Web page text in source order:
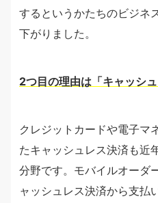
するというかたちのビジネ
下がりました。
2つ目の理由は「キャッシュ
クレジットカードや電子マ
たキャッシュレス決済も近
分野です。モバイルオーダ
ャッシュレス決済から支払